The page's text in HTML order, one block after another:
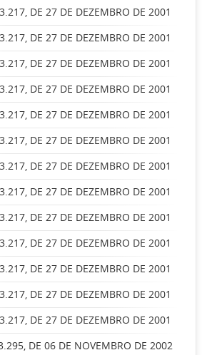
DE 27 DE DEZEMBRO DE 2001
DE 27 DE DEZEMBRO DE 2001
DE 27 DE DEZEMBRO DE 2001
DE 27 DE DEZEMBRO DE 2001
DE 27 DE DEZEMBRO DE 2001
DE 27 DE DEZEMBRO DE 2001
DE 27 DE DEZEMBRO DE 2001
DE 27 DE DEZEMBRO DE 2001
DE 27 DE DEZEMBRO DE 2001
DE 27 DE DEZEMBRO DE 2001
DE 27 DE DEZEMBRO DE 2001
DE 27 DE DEZEMBRO DE 2001
DE 27 DE DEZEMBRO DE 2001
DE 06 DE NOVEMBRO DE 2002